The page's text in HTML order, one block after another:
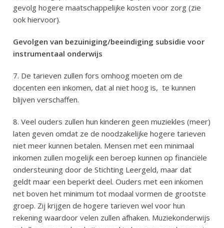
gevolg hogere maatschappelijke kosten voor zorg (zie
ook hiervoor).
Gevolgen van bezuiniging/beeindiging subsidie voor
instrumentaal onderwijs
7. De tarieven zullen fors omhoog moeten om de
docenten een inkomen, dat al niet hoog is, te kunnen
blijven verschaffen.
8. Veel ouders zullen hun kinderen geen muziekles (meer)
laten geven omdat ze de noodzakelijke hogere tarieven
niet meer kunnen betalen. Mensen met een minimaal
inkomen zullen mogelijk een beroep kunnen op financiële
ondersteuning door de Stichting Leergeld, maar dat
geldt maar een beperkt deel. Ouders met een inkomen
net boven het minimum tot modaal vormen de grootste
groep. Zij krijgen de hogere tarieven wel voor hun
rekening waardoor velen zullen afhaken. Muziekonderwijs